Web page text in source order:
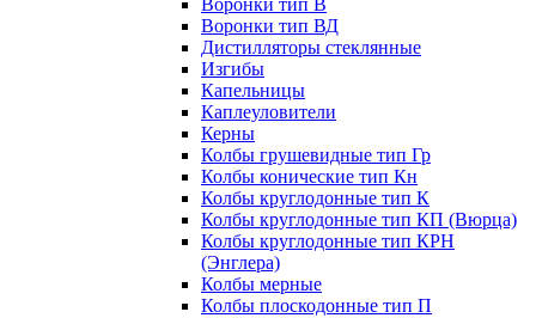
Воронки тип В
Воронки тип ВД
Дистилляторы стеклянные
Изгибы
Капельницы
Каплеуловители
Керны
Колбы грушевидные тип Гр
Колбы конические тип Кн
Колбы круглодонные тип К
Колбы круглодонные тип КП (Вюрца)
Колбы круглодонные тип КРН
(Энглера)
Колбы мерные
Колбы плоскодонные тип П